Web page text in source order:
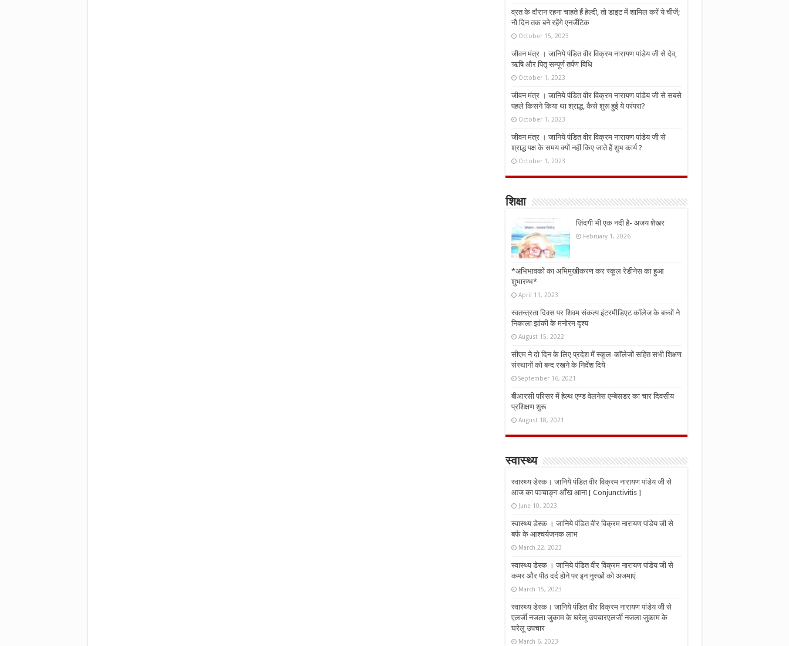
व्रत के दौरान रहना चाहते हैं हेल्दी, तो डाइट में शामिल करें ये चीजें;
नौ दिन तक बने रहेंगे एनर्जेटिक
October 15, 2023
जीवन मंत्र । जानिये पंडित वीर विक्रम नारायण पांडेय जी से देव,
ऋषि और पितृ सम्पूर्ण तर्पण विधि
October 1, 2023
जीवन मंत्र । जानिये पंडित वीर विक्रम नारायण पांडेय जी से सबसे
पहले किसने किया था श्राद्ध, कैसे शुरू हुई ये परंपरा?
October 1, 2023
जीवन मंत्र । जानिये पंडित वीर विक्रम नारायण पांडेय जी से
श्राद्ध पक्ष के समय क्यों नहीं किए जाते हैं शुभ कार्य ?
October 1, 2023
शिक्षा
ज़िंदगी भी एक नदी है- अजय शेखर
February 1, 2026
*अभिभावकों का अभिमुखीकरण कर स्कूल रेडीनेस का हुआ
शुभारम्भ*
April 11, 2023
स्वतन्त्रता दिवस पर शिवम संकल्प इंटरमीडिएट कॉलेज के बच्चों ने
निकाला झांकी के मनोरम दृश्य
August 15, 2022
सीएम ने दो दिन के लिए प्रदेश में स्कूल-कॉलेजों सहित सभी शिक्षण
संस्थानों को बन्द रखने के निर्देश दिये
September 16, 2021
बीआरसी परिसर में हेल्थ एण्ड वेलनेस एम्बेसडर का चार दिवसीय
प्रशिक्षण शुरू
August 18, 2021
स्वास्थ्य
स्वास्थ्य डेस्क। जानिये पंडित वीर विक्रम नारायण पांडेय जी से
आज का पञ्चाङ्ग आँख आना [ Conjunctivitis ]
June 10, 2023
स्वास्थ्य डेस्क । जानिये पंडित वीर विक्रम नारायण पांडेय जी से
बर्फ के आश्चर्यजनक लाभ
March 22, 2023
स्वास्थ्य डेस्क । जानिये पंडित वीर विक्रम नारायण पांडेय जी से
कमर और पीठ दर्द होने पर इन नुस्‍खों को अजमाएं
March 15, 2023
स्वास्थ्य डेस्क। जानिये पंडित वीर विक्रम नारायण पांडेय जी से
एलर्जी नजला जुकाम के घरेलू उपचारएलर्जी नजला जुकाम के
घरेलू उपचार
March 6, 2023